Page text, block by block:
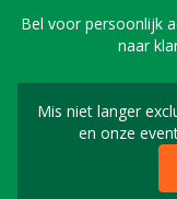
Bel voor persoonlijk
naar
Mis niet langer
en onze